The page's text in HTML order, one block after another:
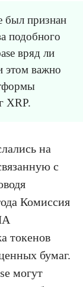
был признан
подобного
вряд ли
этом важно
XRP.
на
с
Комиссия
токенов
бумаг.
могут